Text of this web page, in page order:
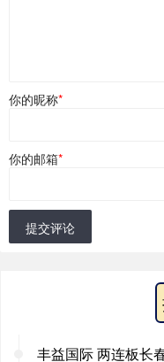
你的昵称*
你的邮箱*
提交评论
丰益国际 两连板长